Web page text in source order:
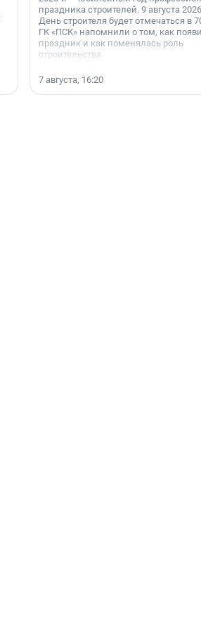
праздника строителей. 9 августа
День строителя будет отмечаться в
ГК «ПСК» напомнили о том, как
праздник и как поменялась роль
строительства.
7 августа, 16:20